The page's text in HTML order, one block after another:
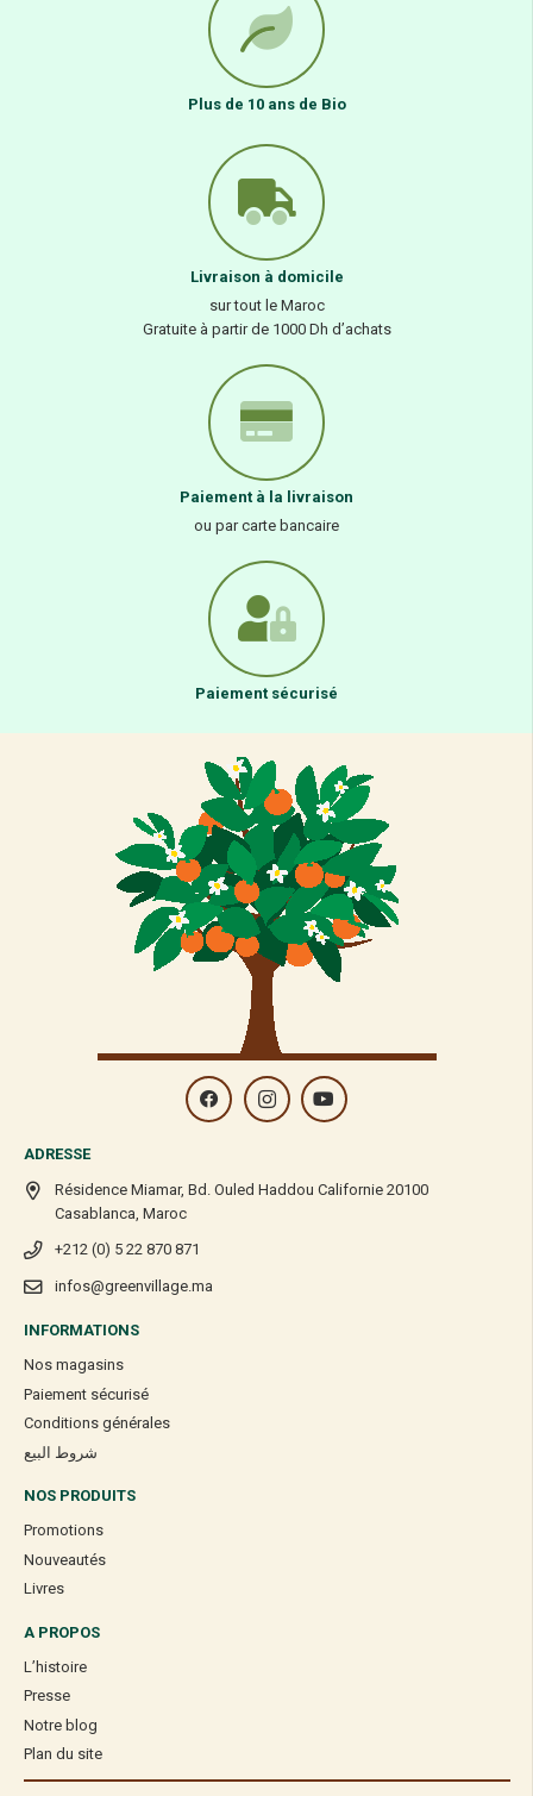
Plus de 10 ans de Bio
Livraison à domicile
sur tout le Maroc
Gratuite à partir de 1000 Dh d’achats
Paiement à la livraison
ou par carte bancaire
Paiement sécurisé
ADRESSE
Résidence Miamar, Bd. Ouled Haddou Californie 20100
Casablanca, Maroc
+212 (0) 5 22 870 871
infos@greenvillage.ma
INFORMATIONS
Nos magasins
Paiement sécurisé
Conditions générales
شروط البيع
NOS PRODUITS
Promotions
Nouveautés
Livres
A PROPOS
L’histoire
Presse
Notre blog
Plan du site